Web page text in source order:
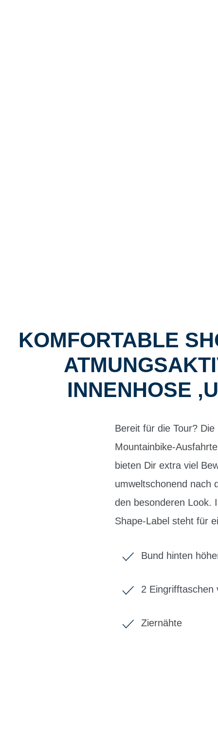
KOMFORTABLE
INNENHOSE
Bereit für die Tour?
Mountainbike-
bieten Dir extra viel
umweltschonend nach
den besonderen Look.
Shape-Label steht für
Bund hinten
2 Eingrifftaschen
Ziernähte